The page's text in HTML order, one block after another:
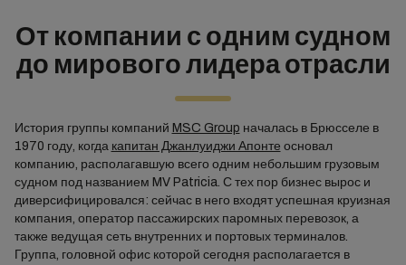
От компании с одним судном
до мирового лидера отрасли
История группы компаний MSC Group началась в Брюсселе в
1970 году, когда капитан Джанлуиджи Апонте основал
компанию, располагавшую всего одним небольшим грузовым
судном под названием MV Patricia. С тех пор бизнес вырос и
диверсифицировался: сейчас в него входят успешная круизная
компания, оператор пассажирских паромных перевозок, а
также ведущая сеть внутренних и портовых терминалов.
Группа, головной офис которой сегодня располагается в